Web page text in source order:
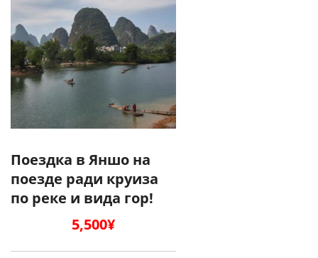
Поездка в Яншо на
поезде ради круиза
по реке и вида гор!
5,500¥